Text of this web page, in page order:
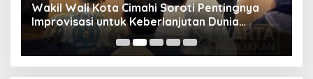
Wakil Wali Kota Cimahi Soroti Pentingnya
Improvisasi untuk Keberlanjutan Dunia
Pendidikan